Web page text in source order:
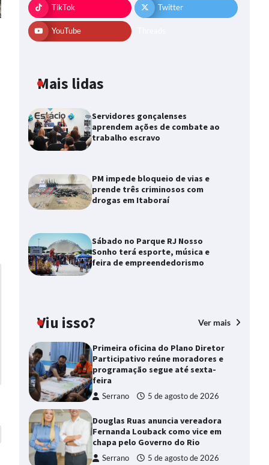
TikTok Twitter
YouTube
Mais lidas
Servidores gonçalenses
aprendem ações de combate ao
trabalho escravo
PM impede bloqueio de vias e
prende três criminosos com
drogas em Itaboraí
Sábado no Parque RJ Nosso
Sonho terá esporte, música e
feira de empreendedorismo
Viu isso? Ver mais
Primeira oficina do Plano Diretor
Participativo reúne moradores e
programação segue até sexta-
feira
Serrano 5 de agosto de 2026
Douglas Ruas anuncia vereadora
Fernanda Louback como vice em
chapa pelo Governo do Rio
Serrano 5 de agosto de 2026